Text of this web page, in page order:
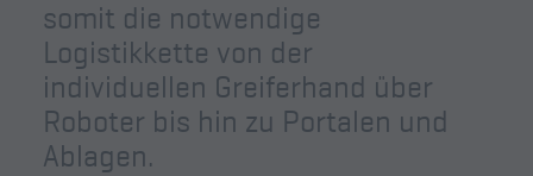
somit die notwendige
Logistikkette von der
individuellen Greiferhand über
Roboter bis hin zu Portalen und
Ablagen.